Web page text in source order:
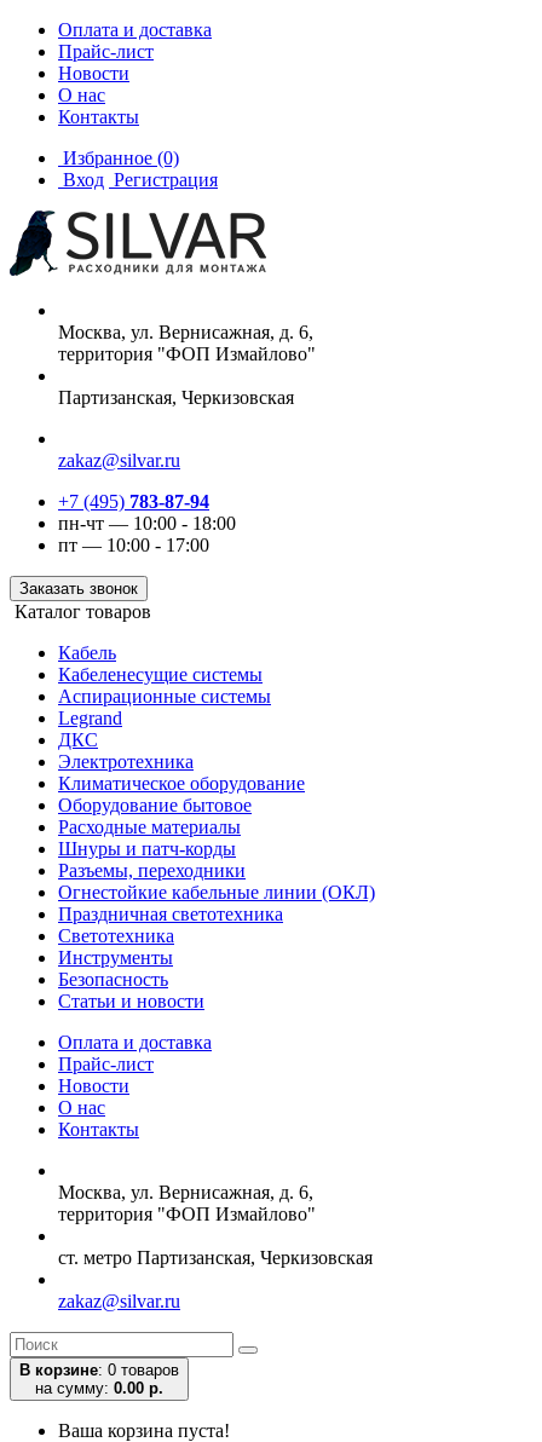
Оплата и доставка
Прайс-лист
Новости
О нас
Контакты
Избранное (0)
Вход Регистрация
Москва, ул. Вернисажная, д. 6,
территория "ФОП Измайлово"
Партизанская, Черкизовская
zakaz@silvar.ru
+7 (495) 783-87-94
пн-чт — 10:00 - 18:00
пт — 10:00 - 17:00
Заказать звонок
Каталог товаров
Кабель
Кабеленесущие системы
Аспирационные системы
Legrand
ДКС
Электротехника
Климатическое оборудование
Оборудование бытовое
Расходные материалы
Шнуры и патч-корды
Разъемы, переходники
Огнестойкие кабельные линии (ОКЛ)
Праздничная светотехника
Светотехника
Инструменты
Безопасность
Статьи и новости
Оплата и доставка
Прайс-лист
Новости
О нас
Контакты
Москва, ул. Вернисажная, д. 6,
территория "ФОП Измайлово"
ст. метро Партизанская, Черкизовская
zakaz@silvar.ru
В корзине: 0 товаров
на сумму: 0.00 р.
Ваша корзина пуста!